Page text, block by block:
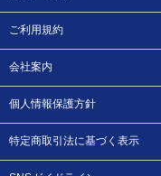
ご利用規約
会社案内
個人情報保護方針
特定商取引法に基づく表示